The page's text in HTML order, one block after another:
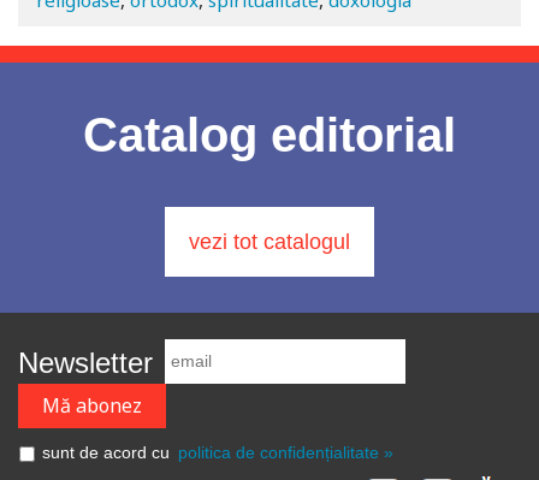
Catalog editorial
vezi tot catalogul
Newsletter
sunt de acord cu politica de confidențialitate »